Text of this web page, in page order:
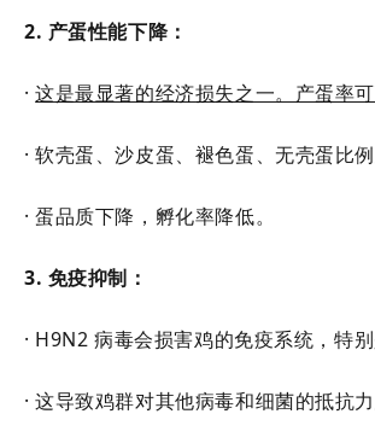
2. 产蛋性能下降：
·这是最显著的经济损失之一。产蛋率可
· 软壳蛋、沙皮蛋、褪色蛋、无壳蛋比例
· 蛋品质下降，孵化率降低。
3. 免疫抑制：
· H9N2 病毒会损害鸡的免疫系统，特
· 这导致鸡群对其他病毒和细菌的抵抗